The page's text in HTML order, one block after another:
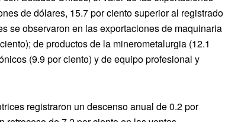
de dólares, 15.7 por ciento superior al registrado
se observaron en las exportaciones de maquinaria
de productos de la minerometalurgia (12.1
(9.9 por ciento) y de equipo profesional y
registraron un descenso anual de 0.2 por